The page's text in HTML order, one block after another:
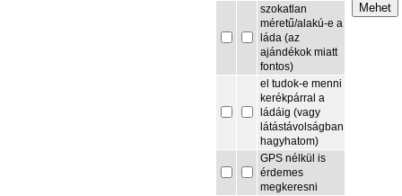
szokatlan
méretű/alakú-e a
láda (az
ajándékok miatt
fontos)
el tudok-e menni
kerékpárral a
ládáig (vagy
látástávolságban
hagyhatom)
GPS nélkül is
érdemes
megkeresni